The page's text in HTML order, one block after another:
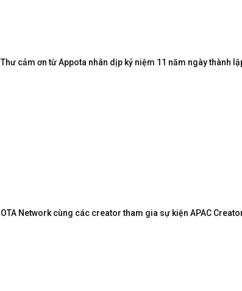
Thư cảm ơn từ Appota nhân dịp kỷ niệm 11 năm ngày thành
OTA Network cùng các creator tham gia sự kiện APAC